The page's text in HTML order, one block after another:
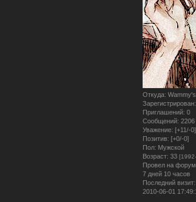
Откуда:
Зарегистрирован
Приглашений: 0
Сообщений: 2206
Уважение: [+11/-0]
Позитив: [+0/-0]
Пол: Мужской
Возраст: 33
Провел на
7 дней 10 часов
Последний визит:
2010-06-01